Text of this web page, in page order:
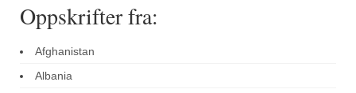
Oppskrifter fra:
Afghanistan
Albania